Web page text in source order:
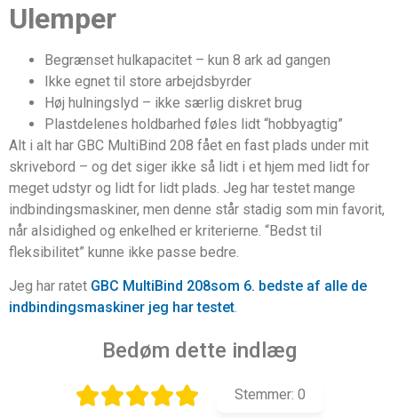
Ulemper
Begrænset hulkapacitet – kun 8 ark ad gangen
Ikke egnet til store arbejdsbyrder
Høj hulningslyd – ikke særlig diskret brug
Plastdelenes holdbarhed føles lidt “hobbyagtig”
Alt i alt har GBC MultiBind 208 fået en fast plads under mit
skrivebord – og det siger ikke så lidt i et hjem med lidt for
meget udstyr og lidt for lidt plads. Jeg har testet mange
indbindingsmaskiner, men denne står stadig som min favorit,
når alsidighed og enkelhed er kriterierne. “Bedst til
fleksibilitet” kunne ikke passe bedre.
Jeg har ratet GBC MultiBind 208som 6. bedste af alle de
indbindingsmaskiner jeg har testet.
Bedøm dette indlæg
Stemmer: 0